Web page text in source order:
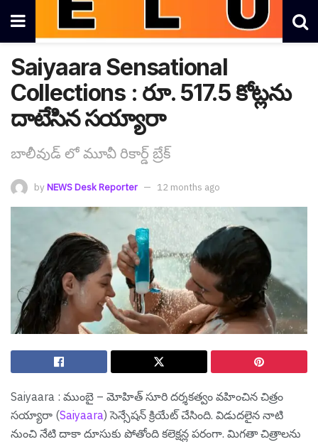
Saiyaara Sensational
Collections : రూ. 517.5 కోట్ల‌ను
దాటేసిన స‌య్యారా
బాలీవుడ్ లో మూవీ రికార్డ్ బ్రేక్
by NEWS Desk Reporter 12 months ago
Saiyaara : ముంబై – మోహిత్ సూరి ద‌ర్శ‌క‌త్వం వ‌హించిన చిత్రం
స‌య్యారా (Saiyaara) సెన్సేష‌న్ క్రియేట్ చేసింది. విడుద‌లైన నాటి
నుంచి నేటి దాకా దూసుకు పోతోంది క‌లెక్ష‌న్ల ప‌రంగా. మిగతా చిత్రాల‌ను